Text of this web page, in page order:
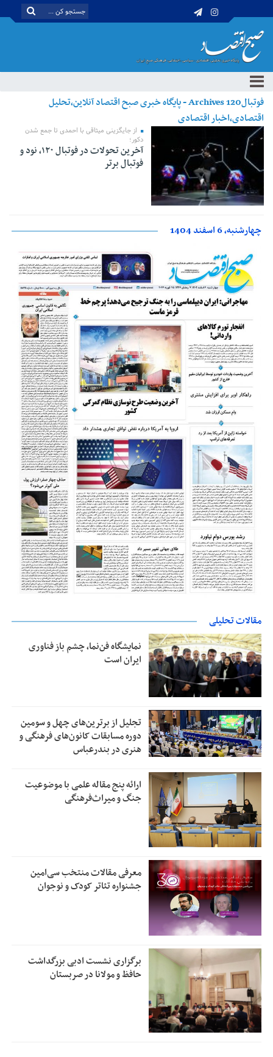
فوتبال120 Archives - پایگاه خبری صبح اقتصاد آنلاین،تحلیل
اقتصادی،اخبار اقتصادی
از جایگزینی میثاقی با احمدی تا جمع شدن
دکور؛
آخرین تحولات در فوتبال ۱۲۰، نود و
فوتبال برتر
چهارشنبه، 6 اسفند 1404
مقالات تحلیلی
نمایشگاه فن‌نما، چشم باز فناوری
ایران است
تجلیل از بر‌ترین‌های چهل و سومین
دوره مسابقات کانون‌های فرهنگی و
هنری در بندرعباس
ارائه پنج مقاله علمی با موضوعیت
جنگ و میراث‌فرهنگی
معرفی مقالات منتخب سی‌امین
جشنواره تئاتر کودک و نوجوان
برگزاری نشست ادبی بزرگداشت
حافظ و مولانا در صربستان